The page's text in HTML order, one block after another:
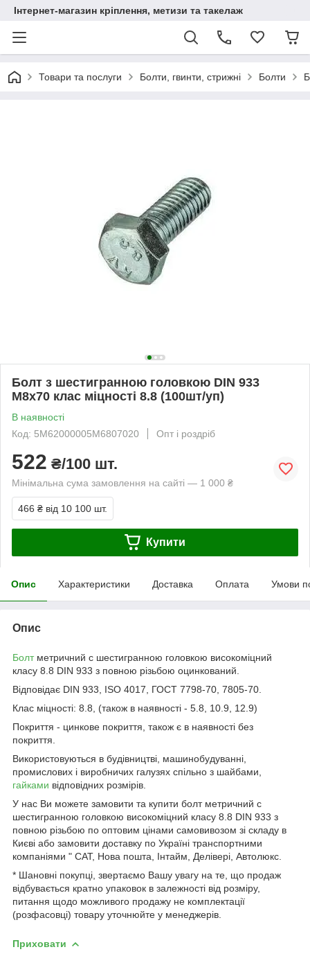
Інтернет-магазин кріплення, метизи та такелаж
Товари та послуги Болти, гвинти, стрижні Болти
Болт з шестигранною головкою DIN 933
М8х70 клас міцності 8.8 (100шт/уп)
В наявності
Код: 5M62000005M6807020
Опт і роздріб
522 ₴/100 шт.
Мінімальна сума замовлення на сайті — 1 000 ₴
466 ₴ від 10 100 шт.
Купити
Опис Характеристики Доставка Оплата Умови
Опис
Болтметричний c шестигранною головкою високоміцний
класу 8.8 DIN 933 з повною різьбою оцинкований.
Відповідає DIN 933, ISO 4017, ГОСТ 7798-70, 7805-70.
Клас міцності: 8.8, (також в наявності - 5.8, 10.9, 12.9)
Покриття - цинкове покриття, також є в наявності без
покриття.
Використовуються в будівництві, машинобудуванні,
промислових і виробничих галузях спільно з шайбами,
гайками відповідних розмірів.
У нас Ви можете замовити та купити болт метричний c
шестигранною головкою високоміцний класу 8.8 DIN 933 з
повною різьбою по оптовим цінами самовивозом зі складу в
Києві або замовити доставку по Україні транспортними
компаніями " САТ, Нова пошта, Інтайм, Делівері, Автолюкс.
* Шановні покупці, звертаємо Вашу увагу на те, що продаж
відбувається кратно упаковок в залежності від розміру,
питання щодо можливого продажу не комплектації
(розфасовці) товару уточнюйте у менеджерів.
Приховати